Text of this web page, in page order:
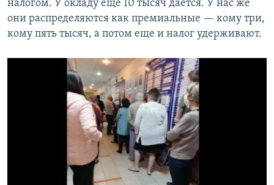
налогом. У окладу еще 10 тысяч дается. У нас же
они распределяются как премиальные — кому три,
кому пять тысяч, а потом еще и налог удерживают.